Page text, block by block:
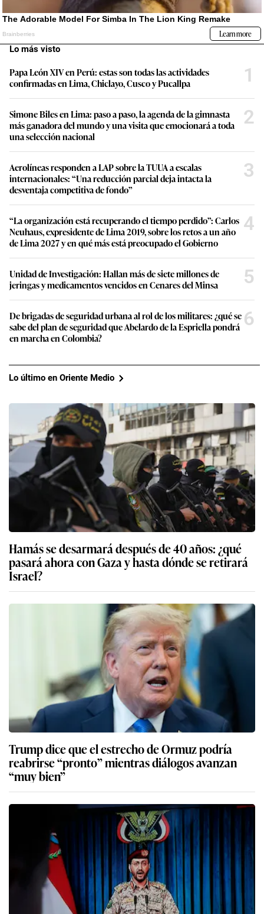
Lo más visto
Papa León XIV en Perú: estas son todas las actividades
confirmadas en Lima, Chiclayo, Cusco y Pucallpa
1
Simone Biles en Lima: paso a paso, la agenda de la gimnasta
más ganadora del mundo y una visita que emocionará a toda
una selección nacional
2
Aerolíneas responden a LAP sobre la TUUA a escalas
internacionales: “Una reducción parcial deja intacta la
desventaja competitiva de fondo”
3
“La organización está recuperando el tiempo perdido”: Carlos
Neuhaus, expresidente de Lima 2019, sobre los retos a un año
de Lima 2027 y en qué más está preocupado el Gobierno
4
Unidad de Investigación: Hallan más de siete millones de
jeringas y medicamentos vencidos en Cenares del Minsa
5
De brigadas de seguridad urbana al rol de los militares: ¿qué se
sabe del plan de seguridad que Abelardo de la Espriella pondrá
en marcha en Colombia?
6
Lo último en Oriente Medio
Hamás se desarmará después de 40 años: ¿qué
pasará ahora con Gaza y hasta dónde se retirará
Israel?
Trump dice que el estrecho de Ormuz podría
reabrirse “pronto” mientras diálogos avanzan
“muy bien”